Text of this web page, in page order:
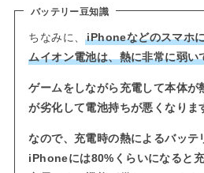
バッテリー豆知識
ちなみに、iPhoneなどのスマホ
ムイオン電池は、熱に非常に弱い
ゲームをしながら充電して本体が
が劣化して電池持ちが悪くなりま
なので、充電時の熱によるバッテ
iPhoneには80%くらいになると